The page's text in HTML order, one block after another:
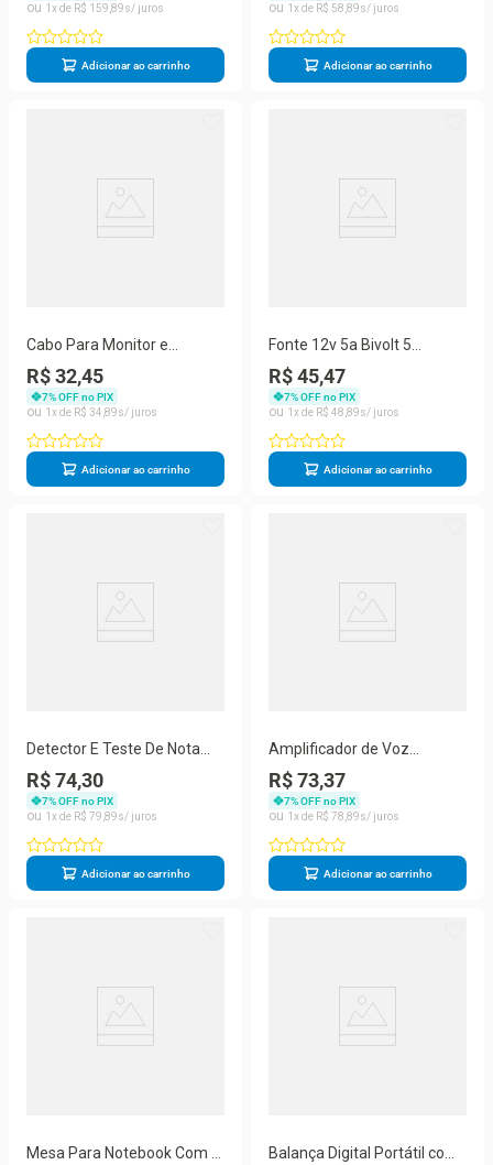
1
R$ 159 89
Adicionar ao carrinho
1
R$ 58 89
Adicionar ao carrinho
Cabo Para Monitor e
Projetor VGA DB15 Com
Filtro 5 Metros Preto
R$ 32,45
7% OFF no PIX
1
R$ 34 89
Adicionar ao carrinho
Fonte 12v 5a Bivolt 5
Amperes Plug P4 - Preta
R$ 45,47
7% OFF no PIX
1
R$ 48 89
Adicionar ao carrinho
Detector E Teste De Nota
Falsa, Dinheiro, Selo,
Passaporte
R$ 74,30
7% OFF no PIX
1
R$ 79 89
Adicionar ao carrinho
Amplificador de Voz
Megafone com Microfone e
Rádio FM para Professores
R$ 73,37
7% OFF no PIX
1
R$ 78 89
Adicionar ao carrinho
Mesa Para Notebook Com 2
Balança Digital Portátil com